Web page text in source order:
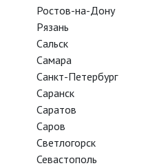
Ростов-на-Дону
Рязань
Сальск
Самара
Санкт-Петербург
Саранск
Саратов
Саров
Светлогорск
Севастополь